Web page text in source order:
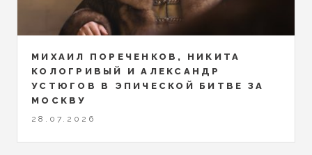
МИХАИЛ ПОРЕЧЕНКОВ, НИКИТА
КОЛОГРИВЫЙ И АЛЕКСАНДР
УСТЮГОВ В ЭПИЧЕСКОЙ БИТВЕ ЗА
МОСКВУ
28.07.2026